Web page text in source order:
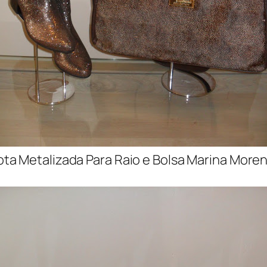
Metalizada Para Raio e Bolsa Marina